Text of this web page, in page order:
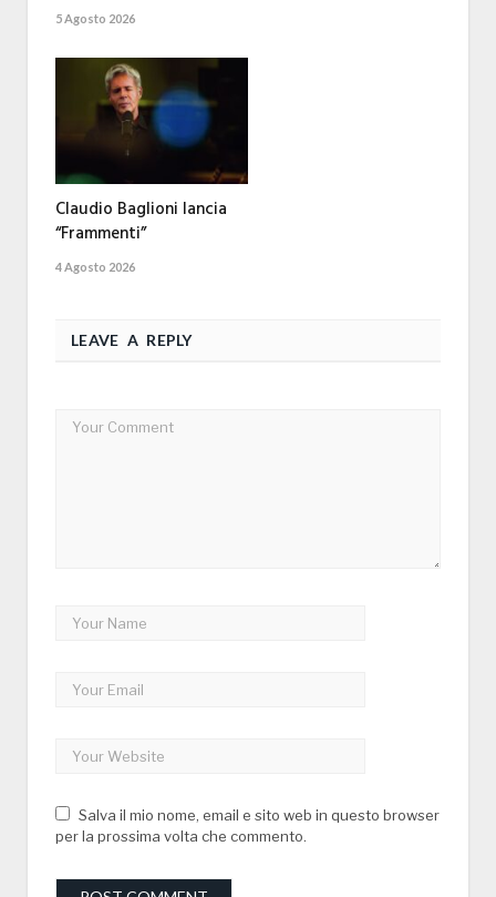
5 Agosto 2026
Claudio Baglioni lancia
“Frammenti”
4 Agosto 2026
LEAVE A REPLY
Salva il mio nome, email e sito web in questo browser
per la prossima volta che commento.